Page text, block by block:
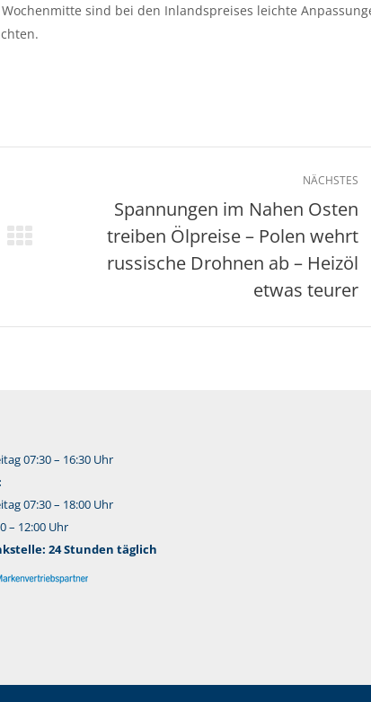
sind bei den Inlandspreises leichte
NÄCHSTES
Nächster
Spannungen im Nahen Osten
treiben Ölpreise – Polen wehrt
russische Drohnen ab – Heizöl
etwas teurer
07:30 – 16:30 Uhr
07:30 – 18:00 Uhr
– 12:00 Uhr
24 Stunden täglich